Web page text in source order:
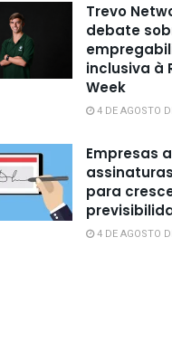
Trevo
debate
inclusiva à
Week
4 DE AGOSTO
Empresas
para
4 DE AGOSTO